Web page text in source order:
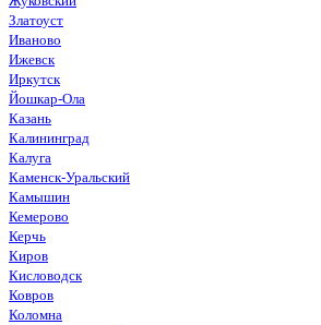
Златоуст
Иваново
Ижевск
Иркутск
Йошкар-Ола
Казань
Калининград
Калуга
Каменск-Уральский
Камышин
Кемерово
Керчь
Киров
Кисловодск
Ковров
Коломна